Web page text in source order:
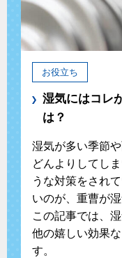
お役立ち
湿気にはコレ
は？
湿気が多い季節
どんよりしてし
うな対策をされ
いのが、重曹が
この記事では、
他の嬉しい効果
す。